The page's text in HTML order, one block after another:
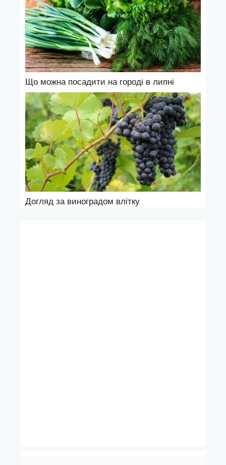
Що можна посадити на городі в липні
Догляд за виноградом влітку